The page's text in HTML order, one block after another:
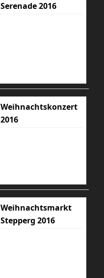
Serenade 2016
Weihnachtskonzert
2016
Weihnachtsmarkt
Stepperg 2016